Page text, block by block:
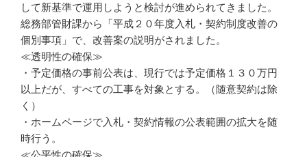
して新基準で運用しようと検討が進められてきました。
総務部管財課から「平成２０年度入札・契約制度改善の
個別事項」で、改善案の説明がされました。
≪透明性の確保≫
・予定価格の事前公表は、現行では予定価格１３０万円
以上だが、すべての工事を対象とする。（随意契約は除
く）
・ホームページで入札・契約情報の公表範囲の拡大を随
時行う。